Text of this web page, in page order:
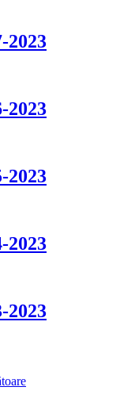
2023
2023
2023
2023
2023